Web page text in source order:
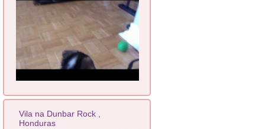
Vila na Dunbar Rock ,
Honduras